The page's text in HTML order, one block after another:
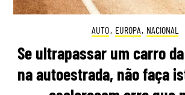
AUTO, EUROPA, NACIONAL
Se ultrapassar um carro
na autoestrada, não faça